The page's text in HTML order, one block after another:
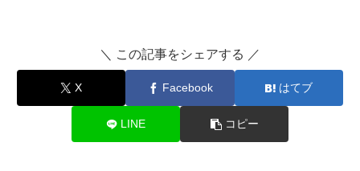
＼ この記事をシェアする ／
X Facebook はてブ
LINE コピー